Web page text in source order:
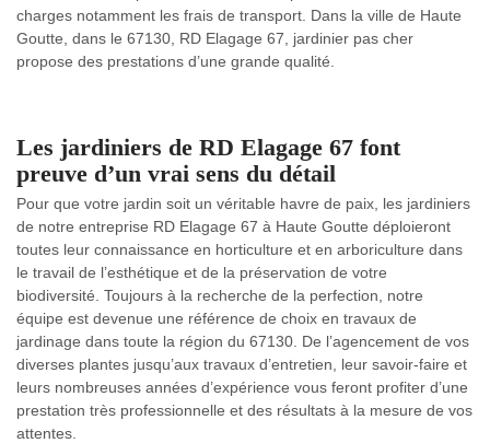
charges notamment les frais de transport. Dans la ville de Haute
Goutte, dans le 67130, RD Elagage 67, jardinier pas cher
propose des prestations d’une grande qualité.
Les jardiniers de RD Elagage 67 font
preuve d’un vrai sens du détail
Pour que votre jardin soit un véritable havre de paix, les jardiniers
de notre entreprise RD Elagage 67 à Haute Goutte déploieront
toutes leur connaissance en horticulture et en arboriculture dans
le travail de l’esthétique et de la préservation de votre
biodiversité. Toujours à la recherche de la perfection, notre
équipe est devenue une référence de choix en travaux de
jardinage dans toute la région du 67130. De l’agencement de vos
diverses plantes jusqu’aux travaux d’entretien, leur savoir-faire et
leurs nombreuses années d’expérience vous feront profiter d’une
prestation très professionnelle et des résultats à la mesure de vos
attentes.